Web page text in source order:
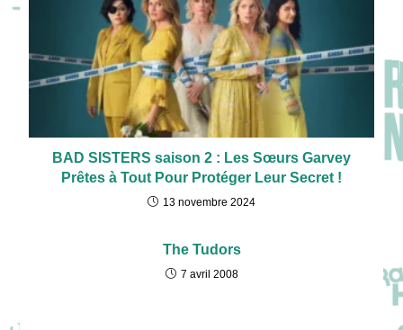
BAD SISTERS saison 2 : Les Sœurs Garvey
Prêtes à Tout Pour Protéger Leur Secret !
13 novembre 2024
The Tudors
7 avril 2008